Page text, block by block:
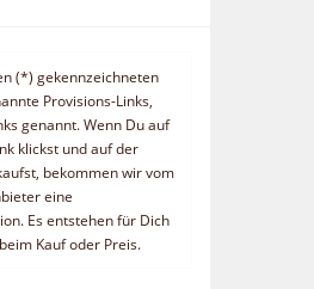
(*) gekennzeichneten
Provisions-Links,
genannt. Wenn Du auf
klickst und auf der
bekommen wir vom
eine
Es entstehen für Dich
Kauf oder Preis.